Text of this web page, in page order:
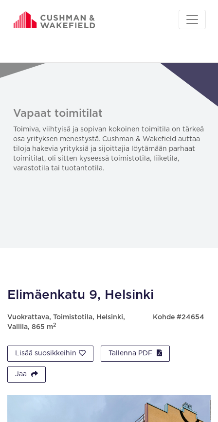
Vapaat toimitilat
Toimiva, viihtyisä ja sopivan kokoinen toimitila on tärkeä
osa yrityksen menestystä. Cushman & Wakefield auttaa
tiloja hakevia yrityksiä ja sijoittajia löytämään parhaat
toimitilat, oli sitten kyseessä toimistotila, liiketila,
varastotila tai tuotantotila.
Elimäenkatu 9, Helsinki
Vuokrattava, Toimistotila, Helsinki,
Vallila, 865 m2
Kohde #24654
Lisää suosikkeihin Tallenna PDF
Jaa